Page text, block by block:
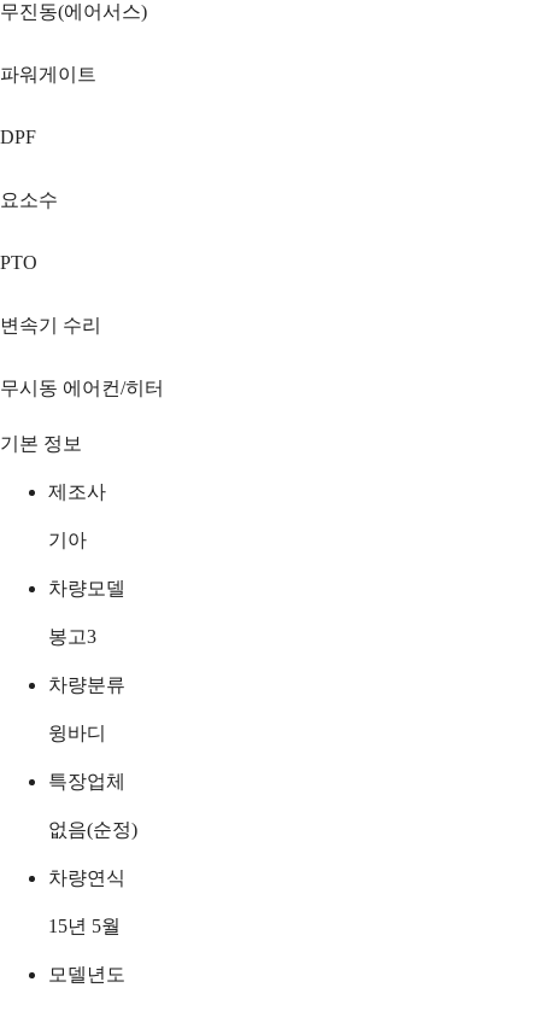
무진동(에어서스)
파워게이트
DPF
요소수
PTO
변속기 수리
무시동 에어컨/히터
기본 정보
제조사
기아
차량모델
봉고3
차량분류
윙바디
특장업체
없음(순정)
차량연식
15년 5월
모델년도